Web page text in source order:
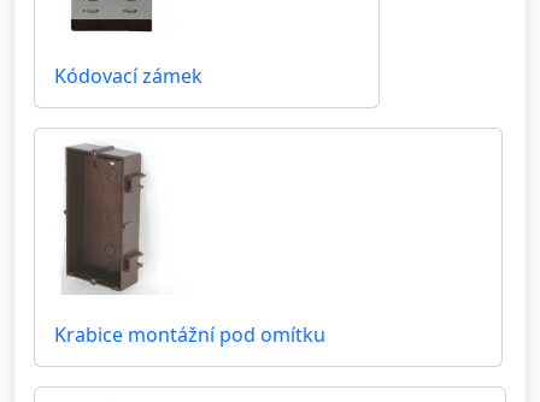
Kódovací zámek
Krabice montážní pod omítku